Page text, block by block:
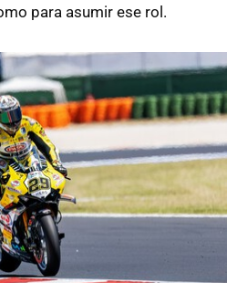
para asumir ese rol.